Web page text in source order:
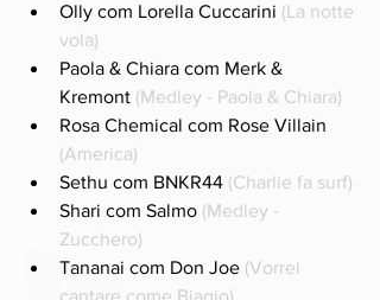
Olly com Lorella Cuccarini (La notte
vola)
Paola & Chiara com Merk &
Kremont (Medley - Paola & Chiara)
Rosa Chemical com Rose Villain
(America)
Sethu com BNKR44 (Charlie fa surf)
Shari com Salmo (Medley -
Zucchero)
Tananai com Don Joe (Vorrei